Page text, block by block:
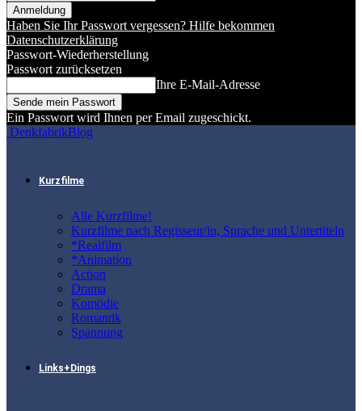
Haben Sie Ihr Passwort vergessen? Hilfe bekommen
Datenschutzerklärung
Passwort-Wiederherstellung
Passwort zurücksetzen
Ihre E-Mail-Adresse
Ein Passwort wird Ihnen per Email zugeschickt.
DenkfabrikBlog
Kurzfilme
Alle Kurzfilme!
Kurzfilme nach Regisseur/in, Sprache und Untertiteln
*Realfilm
*Animation
Action
Drama
Komödie
Romantik
Spannung
Links+Dings